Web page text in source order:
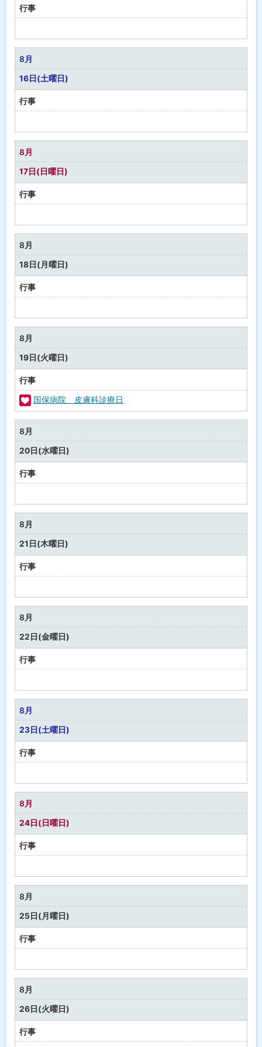
行事
定
な
し
8月
16日(土曜日)
行事
定
な
し
8月
17日(日曜日)
行事
定
な
し
8月
18日(月曜日)
行事
定
な
し
8月
19日(火曜日)
行事
福
祉
・
健
康
国保病院 皮膚科診療日
8月
20日(水曜日)
行事
定
な
し
8月
21日(木曜日)
行事
定
な
し
8月
22日(金曜日)
行事
定
な
し
8月
23日(土曜日)
行事
定
な
し
8月
24日(日曜日)
行事
定
な
し
8月
25日(月曜日)
行事
定
な
し
8月
26日(火曜日)
行事